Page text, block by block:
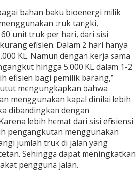
bahan baku bioenergi milik
truk tangki,
unit truk per hari, dari sisi
efisien. Dalam 2 hari hanya
KL. Namun dengan kerja sama
hingga 5.000 KL dalam 1-2
efisien bagi pemilik barang,”
mengungkapkan bahwa
menggunakan kapal dinilai lebih
dibandingkan dengan
lebih hemat dari sisi efisiensi
pengangkutan menggunakan
jumlah truk di jalan yang
Sehingga dapat meningkatkan
pengguna jalan.